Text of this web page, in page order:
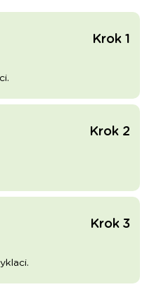
Krok 1
Krok 2
Krok 3